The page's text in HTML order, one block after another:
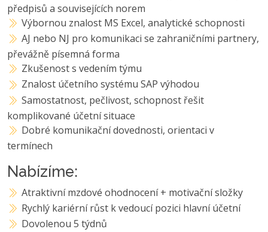
předpisů a souvisejících norem
Výbornou znalost MS Excel, analytické schopnosti
AJ nebo NJ pro komunikaci se zahraničními partnery,
převážně písemná forma
Zkušenost s vedením týmu
Znalost účetního systému SAP výhodou
Samostatnost, pečlivost, schopnost řešit
komplikované účetní situace
Dobré komunikační dovednosti, orientaci v
termínech
Nabízíme:
Atraktivní mzdové ohodnocení + motivační složky
Rychlý kariérní růst k vedoucí pozici hlavní účetní
Dovolenou 5 týdnů